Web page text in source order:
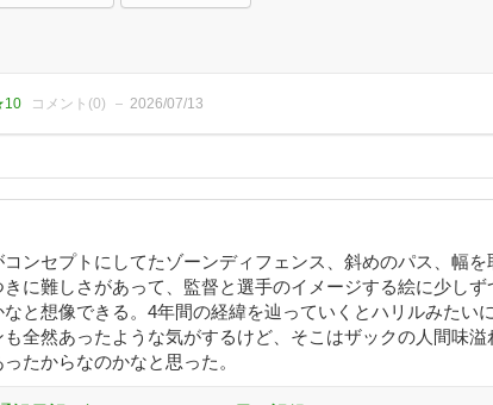
コメント(0) 2026/07/13
ンセプトにしてたゾーンディフェンス、斜めのパス、幅を
に難しさがあって、監督と選手のイメージする絵に少しず
と想像できる。4年間の経緯を辿っていくとハリルみたい
全然あったような気がするけど、そこはザックの人間味溢
たからなのかなと思った。